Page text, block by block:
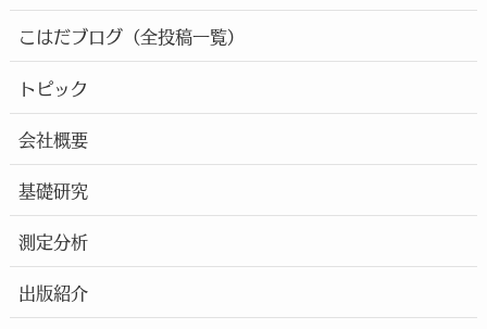
こはだブログ（全投稿一覧）
トピック
会社概要
基礎研究
測定分析
出版紹介